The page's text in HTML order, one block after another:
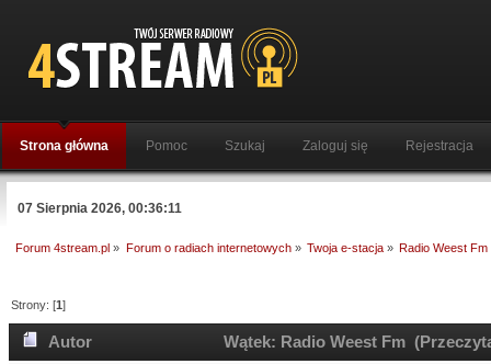
Strona główna Pomoc Szukaj Zaloguj się Rejestracja
07 Sierpnia 2026, 00:36:11
Forum 4stream.pl » Forum o radiach internetowych» Twoja e-stacja» Radio Weest Fm
Strony: [1]
Autor Wątek: Radio Weest Fm